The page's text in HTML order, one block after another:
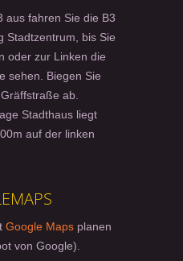
aus fahren Sie die B3
Stadtzentrum, bis Sie
oder zur Linken die
sehen. Biegen Sie
ab.
Stadthaus liegt
auf der linken
Google Maps planen
von Google).